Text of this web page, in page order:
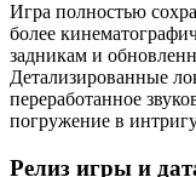
Игра полностью
более
задникам и
Детализированные
переработанное
погружение в
Релиз игры и